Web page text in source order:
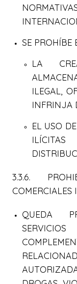
SE PROHÍBE
LA
ILEGAL,
INFRINJA
EL USO
3.3.6.
COMERCIALES
QUEDA